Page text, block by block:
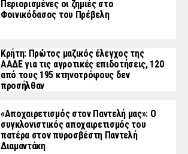
Περιορισμένες οι ζημιές στο
Φοινικόδασος του Πρέβελη
Κρήτη: Πρώτος μαζικός έλεγχος της
ΑΑΔΕ για τις αγροτικές επιδοτήσεις, 120
από τους 195 κτηνοτρόφους δεν
προσήλθαν
«Aποχαιρετισμός στον Παντελή μας»: Ο
συγκλονιστικός αποχαιρετισμός του
πατέρα στον πυροσβέστη Παντελή
Διαμαντάκη